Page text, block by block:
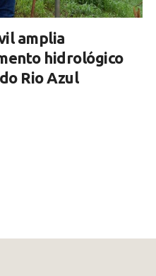
amplia
hidrológico
Rio Azul